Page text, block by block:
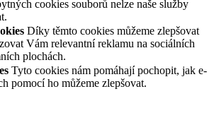
cookies souborů nelze naše služby
Díky těmto cookies můžeme zlepšovat
Vám relevantní reklamu na sociálních
plochách.
Tyto cookies nám pomáhají pochopit, jak e-
pomocí ho můžeme zlepšovat.